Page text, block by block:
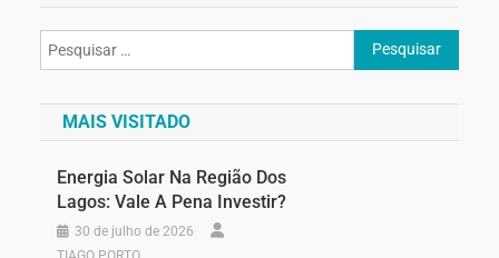
MAIS VISITADO
Energia Solar Na Região Dos
Lagos: Vale A Pena Investir?
30 de julho de 2026